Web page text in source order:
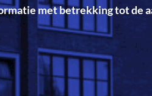
met betrekking tot de